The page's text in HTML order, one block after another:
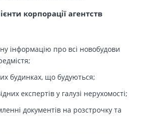
корпорації агентств
інформацію про всі новобудови
будинках, що будуються;
експертів у галузі нерухомості;
документів на розстрочку та